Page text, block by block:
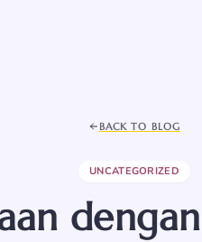
BACK TO BLOG
UNCATEGORIZED